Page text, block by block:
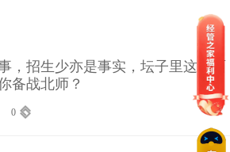
，招生少亦是事实，坛子里这方面
备战北师？
0